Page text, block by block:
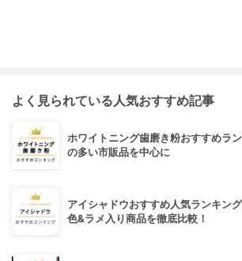
よく見られている人気おすすめ記事
ホワイトニング歯磨き粉おすすめラ
の多い市販品を中心に
アイシャドウおすすめ人気ランキン
色&ラメ入り商品を徹底比較！